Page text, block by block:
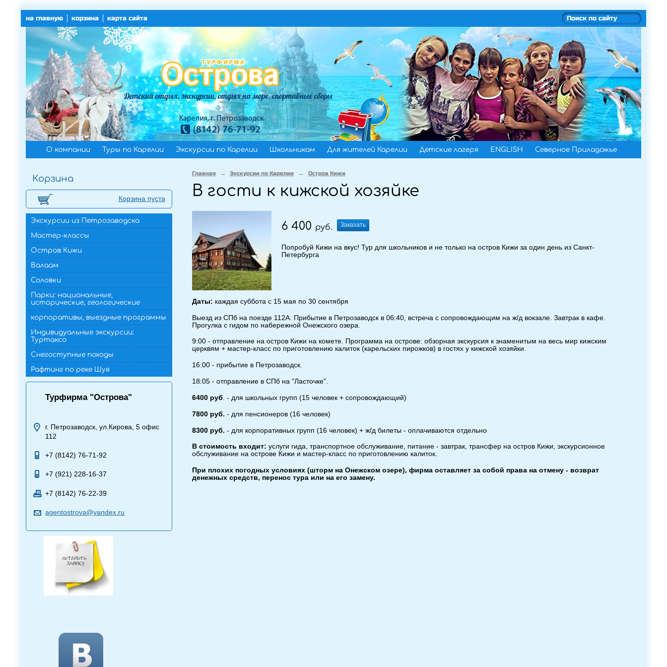
на главную корзина карта сайта
О компании Туры по Карелии Экскурсии по Карелии Школьникам Для жителей Карелии Детские лагеря ENGLISH Северное Приладожье
Корзина
Корзина пуста
Экскурсии из Петрозаводска
Мастер-классы
Остров Кижи
Валаам
Соловки
Парки: национальные,
исторические, геологические
корпоративы, выездные программы
Индивидуальные экскурсии:
Туртаксо
Снегоступные походы
Рафтинг по реке Шуя
Турфирма "Острова"
г. Петрозаводск, ул.Кирова, 5 офис
112
+7 (8142) 76-71-92
+7 (921) 228-16-37
+7 (8142) 76-22-39
agentostrova@yandex.ru
Главная → Экскурсии по Карелии → Остров Кижи
В гости к кижской хозяйке
6 400 руб. Заказать
Попробуй Кижи на вкус! Тур для школьников и не только на остров Кижи за один день из Санкт-
Петербурга
Даты: каждая суббота с 15 мая по 30 сентября
Выезд из СПб на поезде 112А. Прибытие в Петрозаводск в 06:40, встреча с сопровождающим на ж/д вокзале. Завтрак в кафе.
Прогулка с гидом по набережной Онежского озера.
9:00 - отправление на остров Кижи на комете. Программа на острове: обзорная экскурсия к знаменитым на весь мир кижским
церквям + мастер-класс по приготовлению калиток (карельских пирожков) в гостях у кижской хозяйки.
16:00 - прибытие в Петрозаводск.
18:05 - отправление в СПб на "Ласточке".
6400 руб . - для школьных групп (15 человек + сопровождающий)
7800 руб. - для пенсионеров (16 человек)
8300 руб. - для корпоративных групп (16 человек) + ж/д билеты - оплачиваются отдельно
В стоимость входит: услуги гида, транспортное обслуживание, питание - завтрак, трансфер на остров Кижи, экскурсионное
обслуживание на острове Кижи и мастер-класс по приготовлению калиток.
При плохих погодных условиях (шторм на Онежском озере), фирма оставляет за собой права на отмену - возврат
денежных средств, перенос тура или на его замену.